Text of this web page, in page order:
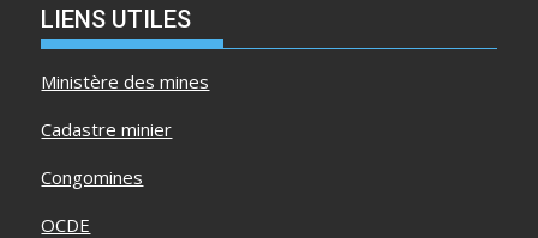
LIENS UTILES
Ministère des mines
Cadastre minier
Congomines
OCDE